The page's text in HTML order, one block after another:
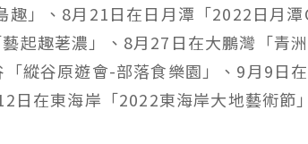
趣」、8月21日在日月潭「2022日月
起趣荖濃」、8月27日在大鵬灣「青
縱谷原遊會-部落食樂園」、9月9日
日在東海岸「2022東海岸大地藝術節